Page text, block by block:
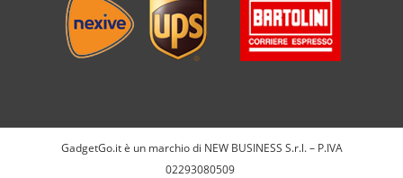
GadgetGo.it è un marchio di NEW BUSINESS S.r.l. – P.IVA
02293080509